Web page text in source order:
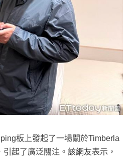
板上發起了一場關於Timberla
起了廣泛關注。該網友表示，